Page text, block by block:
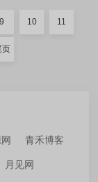
9 10 11
页
青禾博客
月见网